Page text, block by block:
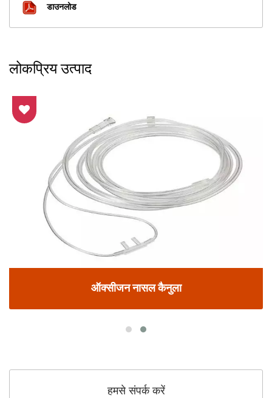
डाउनलोड
लोकप्रिय उत्पाद
ऑक्सीजन नासल कैनुला
हमसे संपर्क करें